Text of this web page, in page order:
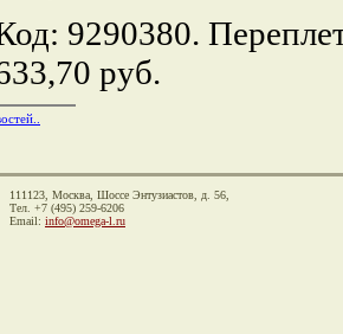
9290380.
руб.
111123, Москва, Шоссе Энтузиастов, д. 56,
Тел. +7 (495) 259-6206
Email: info@omega-l.ru